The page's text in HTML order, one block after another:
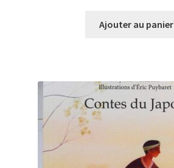
Ajouter au panier